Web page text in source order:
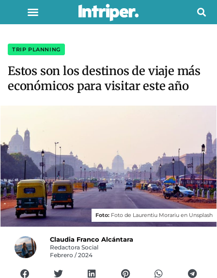
TRIP PLANNING
Estos son los destinos de viaje más
económicos para visitar este año
Foto: Foto de Laurentiu Morariu en Unsplash
Claudia Franco Alcántara
Redactora Social
Febrero / 2024